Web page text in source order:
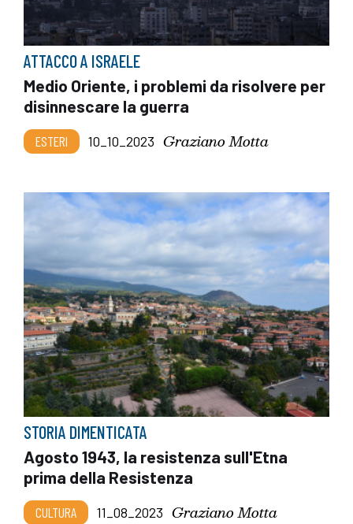
ATTACCO A ISRAELE
Medio Oriente, i problemi da risolvere per
disinnescare la guerra
ESTERI 10_10_2023 Graziano Motta
STORIA DIMENTICATA
Agosto 1943, la resistenza sull'Etna
prima della Resistenza
CULTURA 11_08_2023 Graziano Motta